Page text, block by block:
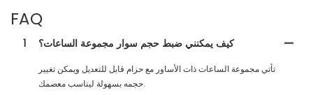
FAQ
1 كيف يمكنني ضبط حجم سوار مجموعة الساعات؟
تأتي مجموعة الساعات ذات الأساور مع حزام قابل للتعديل ويمكن تغيير
حجمه بسهولة ليناسب معصمك.